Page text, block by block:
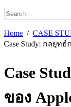
Home
CASE
Case Study: กลยุท
Case
ของ